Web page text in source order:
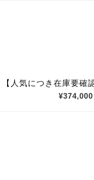
【人気につき在庫要確
¥374,000